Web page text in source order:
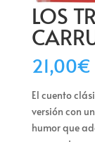
LOS
21,00€
El cuento
versión con
humor que